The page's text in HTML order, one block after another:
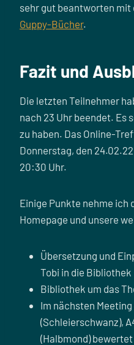
sehr gut beantworten mit
Guppy-Bücher.
Fazit und
Die letzten Teilnehmer
nach 23 Uhr beendet. Es
zu haben. Das Online-
Donnerstag, den
20:30 Uhr.
Einige Punkte nehme ich
Homepage und unsere
Übersetzung und
Tobi in die Bibliothek
Bibliothek um das
Im nächsten
(Schleierschwanz),
(Halbmond)